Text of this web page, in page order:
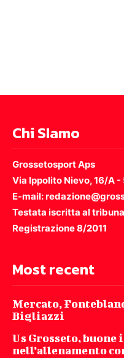
Chi SIamo
Grossetosport Aps
Via Ippolito Nievo, 16/A
E-mail:
Testata iscritta al
Registrazione 8/2011
Most recent
Mercato,
Bigliazzi
Us Grosseto,
nell’allenamento